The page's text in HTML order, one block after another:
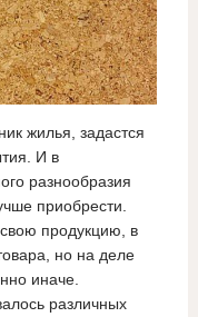
жилья, задастся
И в
разнообразия
приобрести.
продукцию, в
но на деле
иначе.
различных